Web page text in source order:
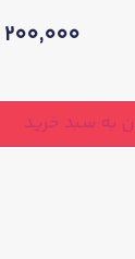
200,000
به سبد خرید